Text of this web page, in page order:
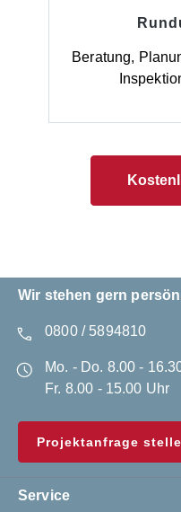
Beratung,
Wir stehen gern
0800 / 5894810
Mo. - Do. 8.00 -
Fr. 8.00 - 15.00 Uhr
Projektanfrage
Service